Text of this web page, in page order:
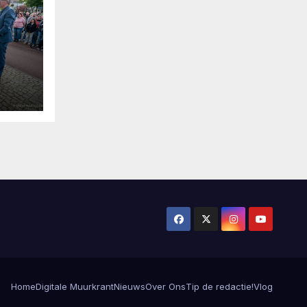
HomeDigitale MuurkrantNieuwsOver OnsTip de redactie!Vlog